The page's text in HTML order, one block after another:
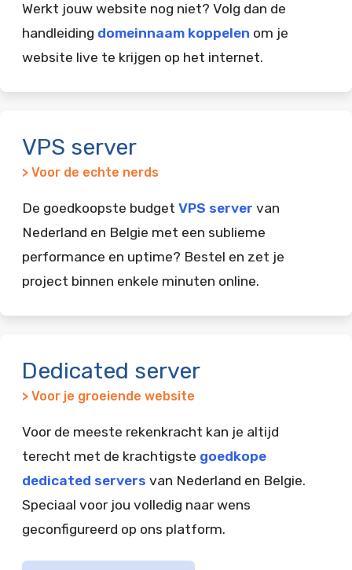
Werkt jouw website nog niet? Volg dan de
handleiding domeinnaam koppelen om je
website live te krijgen op het internet.
VPS server
> Voor de echte nerds
De goedkoopste budget VPS server van
Nederland en Belgie met een sublieme
performance en uptime? Bestel en zet je
project binnen enkele minuten online.
Dedicated server
> Voor je groeiende website
Voor de meeste rekenkracht kan je altijd
terecht met de krachtigste goedkope
dedicated servers van Nederland en Belgie.
Speciaal voor jou volledig naar wens
geconfigureerd op ons platform.